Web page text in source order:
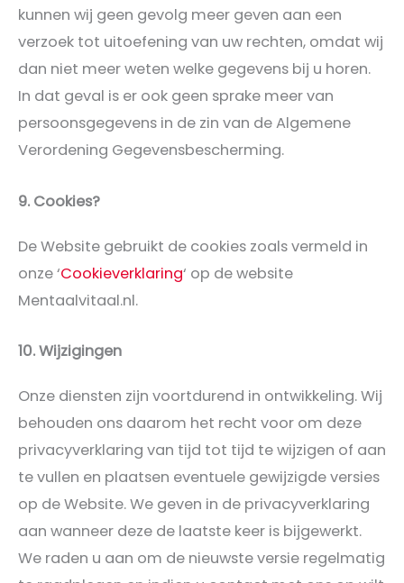
kunnen wij geen gevolg meer geven aan een
verzoek tot uitoefening van uw rechten, omdat wij
dan niet meer weten welke gegevens bij u horen.
In dat geval is er ook geen sprake meer van
persoonsgegevens in de zin van de Algemene
Verordening Gegevensbescherming.
9. Cookies?
De Website gebruikt de cookies zoals vermeld in
onze ‘Cookieverklaring‘ op de website
Mentaalvitaal.nl.
10. Wijzigingen
Onze diensten zijn voortdurend in ontwikkeling. Wij
behouden ons daarom het recht voor om deze
privacyverklaring van tijd tot tijd te wijzigen of aan
te vullen en plaatsen eventuele gewijzigde versies
op de Website. We geven in de privacyverklaring
aan wanneer deze de laatste keer is bijgewerkt.
We raden u aan om de nieuwste versie regelmatig